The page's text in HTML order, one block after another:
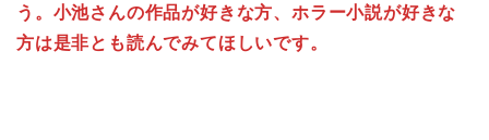
う。小池さんの作品が好きな方、ホラー小説が好きな
方は是非とも読んでみてほしいです。